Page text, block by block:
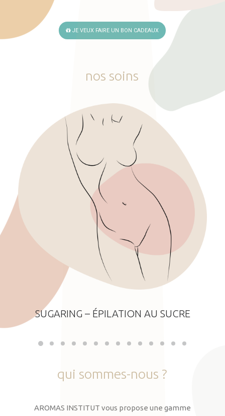
JE VEUX FAIRE UN BON CADEAUX
nos soins
SUGARING – ÉPILATION AU SUCRE
qui sommes-nous ?
AROMAS INSTITUT vous propose une gamme